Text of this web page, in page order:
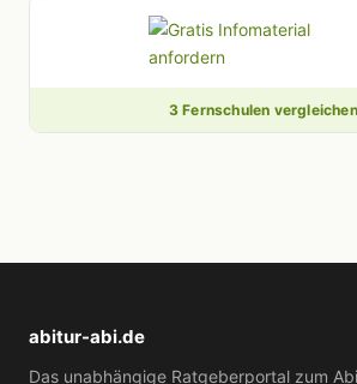
3 Fernschulen vergleichen
abitur-abi.de
Das unabhängige Ratgeberportal zum